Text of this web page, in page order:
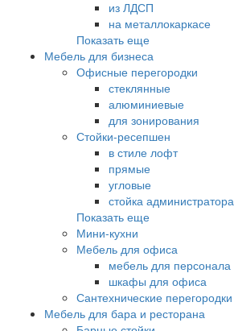
из ЛДСП
на металлокаркасе
Показать еще
Мебель для бизнеса
Офисные перегородки
стеклянные
алюминиевые
для зонирования
Стойки-ресепшен
в стиле лофт
прямые
угловые
стойка администратора
Показать еще
Мини-кухни
Мебель для офиса
мебель для персонала
шкафы для офиса
Сантехнические перегородки
Мебель для бара и ресторана